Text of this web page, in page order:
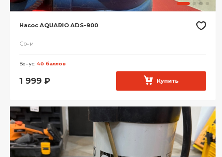
Насос AQUARIO ADS-900
Сочи
Бонус: 40 баллов
1 999 ₽ Купить